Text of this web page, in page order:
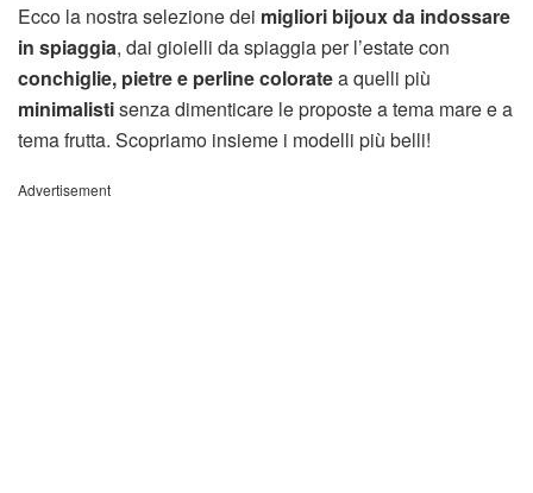
Ecco la nostra selezione dei migliori bijoux da indossare
in spiaggia, dai gioielli da spiaggia per l’estate con
conchiglie, pietre e perline coloratea quelli più
minimalistisenza dimenticare le proposte a tema mare e a
tema frutta. Scopriamo insieme i modelli più belli!
Advertisement